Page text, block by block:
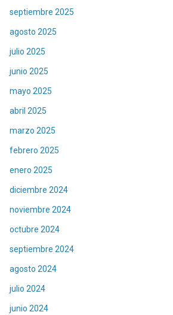
septiembre 2025
agosto 2025
julio 2025
junio 2025
mayo 2025
abril 2025
marzo 2025
febrero 2025
enero 2025
diciembre 2024
noviembre 2024
octubre 2024
septiembre 2024
agosto 2024
julio 2024
junio 2024